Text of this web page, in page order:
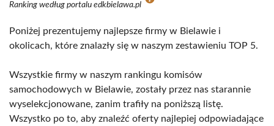
Ranking według portalu edkbielawa.pl
Poniżej prezentujemy najlepsze firmy w Bielawie i
okolicach, które znalazły się w naszym zestawieniu TOP 5.
Wszystkie firmy w naszym rankingu komisów
samochodowych w Bielawie, zostały przez nas starannie
wyselekcjonowane, zanim trafiły na poniższą listę.
Wszystko po to, aby znaleźć oferty najlepiej odpowiadające